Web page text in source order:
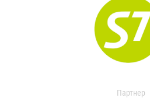
Партнер